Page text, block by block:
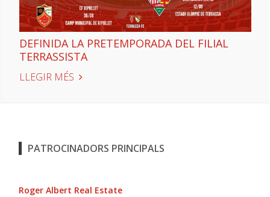
DEFINIDA LA PRETEMPORADA DEL FILIAL
TERRASSISTA
LLEGIR MÉS
PATROCINADORS PRINCIPALS
Roger Albert Real Estate